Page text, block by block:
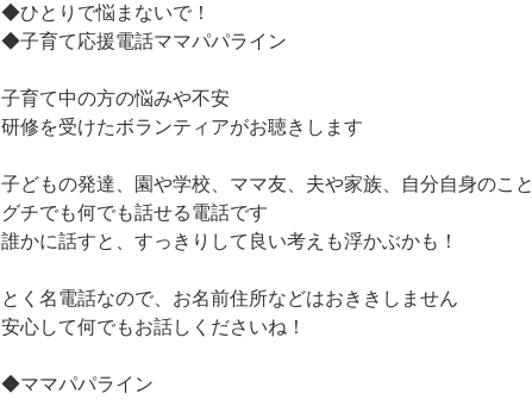
◆ひと り で悩 ま ないで ！
◆子育て応援電話ママパパライ ン
子育て中の方の悩みや不安
研修を受けたボラ ンテ ィ アがお聴き し ま す
子どもの発達 園や学校 ママ友 夫や家族 自分自身のこ と
グチでも何でも話せる電話です
誰かに話すと すっ き り して 良 い考え も浮かぶかも ！
と く 名電話なので お名前住所などはおき き し ま せん
安心して何でもお話し く ださ いね ！
◆ママパパライ ン